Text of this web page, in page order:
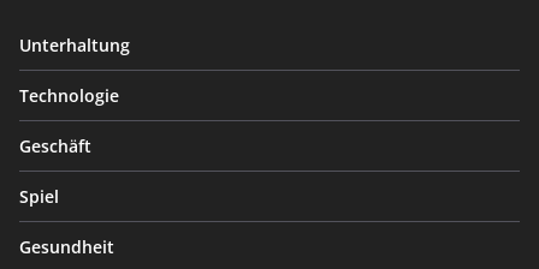
Unterhaltung
Technologie
Geschäft
Spiel
Gesundheit